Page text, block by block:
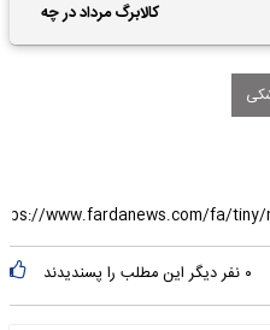
کالابرگ مرداد در چه
تاریخی واریز خواهد شد؟
۰ نفر دیگر این مطلب را پسندیدند